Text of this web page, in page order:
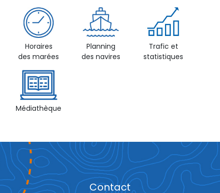
Horaires
des marées
Planning
des navires
Trafic et
statistiques
Médiathèque
Contact